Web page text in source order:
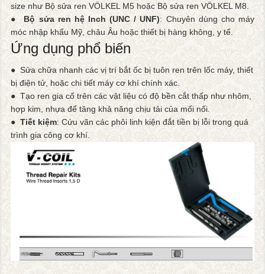
size như Bộ sửa ren VÖLKEL M5 hoặc Bộ sửa ren VÖLKEL M8
●Bộ sửa ren hệ Inch (UNC / UNF): Chuyên dùng cho máy
móc nhập khẩu Mỹ, châu Âu hoặc thiết bị hàng không, y tế.
Ứng dụng phổ biến
● Sửa chữa nhanh các vị trí bắt ốc bị tuôn ren trên lốc máy, thiết
bị điện tử, hoặc chi tiết máy cơ khí chính xác.
●Tạo ren gia cố trên các vật liệu có độ bền cắt thấp như nhôm,
hợp kim, nhựa để tăng khả năng chịu tải của mối nối.
●Tiết kiệm: Cứu vãn các phôi linh kiện đắt tiền bị lỗi trong quá
trình gia công cơ khí.